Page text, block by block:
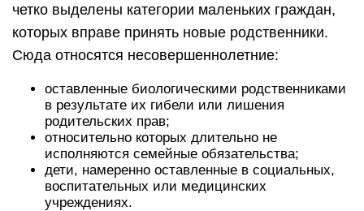
четко выделены категории маленьких граждан,
которых вправе принять новые родственники.
Сюда относятся несовершеннолетние:
оставленные биологическими родственниками
в результате их гибели или лишения
родительских прав;
относительно которых длительно не
исполняются семейные обязательства;
дети, намеренно оставленные в социальных,
воспитательных или медицинских
учреждениях.